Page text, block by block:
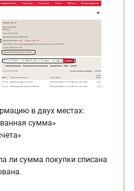
в двух местах:
сумма»
ли сумма покупки списана